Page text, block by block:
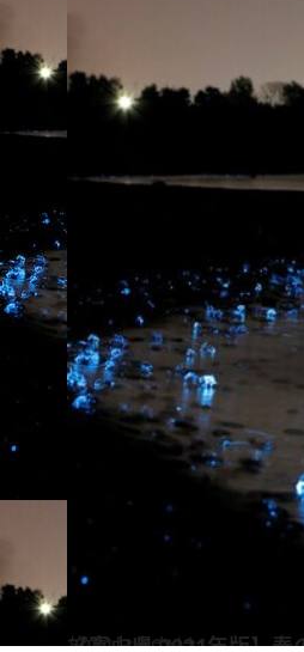
2021.3.19
【富山県 2021年版】春
旅＆お出かけ